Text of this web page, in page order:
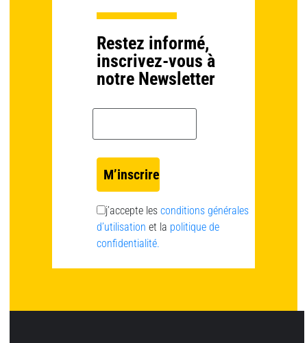
Restez informé,
inscrivez-vous à
notre Newsletter
j’accepte les conditions générales
d’utilisation et la politique de
confidentialité.